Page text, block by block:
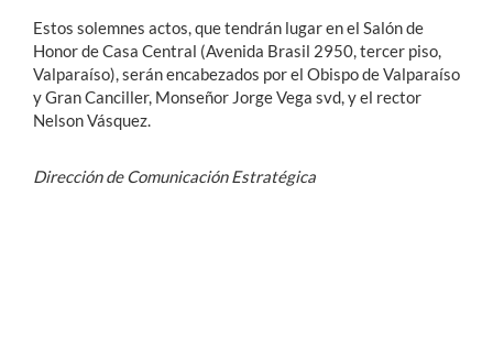
Estos solemnes actos, que tendrán lugar en el Salón de
Honor de Casa Central (Avenida Brasil 2950, tercer piso,
Valparaíso), serán encabezados por el Obispo de Valparaíso
y Gran Canciller, Monseñor Jorge Vega svd, y el rector
Nelson Vásquez.
Dirección de Comunicación Estratégica